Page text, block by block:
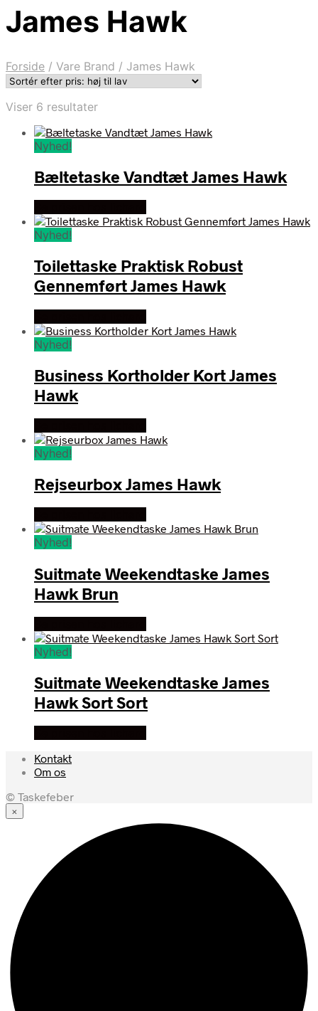
James Hawk
Forside / Vare Brand / James Hawk
Viser 6 resultaterSorteret
pris:
lav
Nyhed!
Bæltetaske Vandtæt James Hawk
Nyhed!
Toilettaske Praktisk Robust
Gennemført James Hawk
Nyhed!
Business Kortholder Kort James
Hawk
Nyhed!
Rejseurbox James Hawk
Nyhed!
Suitmate Weekendtaske James
Hawk Brun
Nyhed!
Suitmate Weekendtaske James
Hawk Sort Sort
Kontakt
Om os
© Taskefeber
×